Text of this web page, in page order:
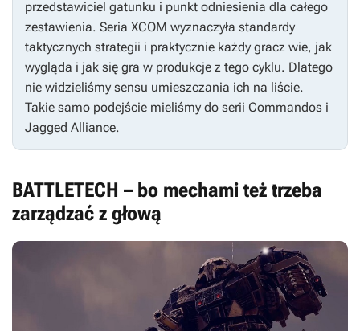
przedstawiciel gatunku i punkt odniesienia dla całego
zestawienia. Seria XCOM wyznaczyła standardy
taktycznych strategii i praktycznie każdy gracz wie, jak
wygląda i jak się gra w produkcje z tego cyklu. Dlatego
nie widzieliśmy sensu umieszczania ich na liście.
Takie samo podejście mieliśmy do serii Commandos i
Jagged Alliance.
BATTLETECH – bo mechami też trzeba
zarządzać z głową